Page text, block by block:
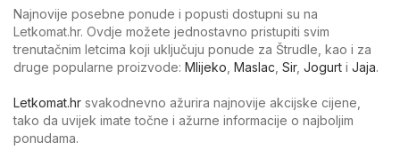
Najnovije posebne ponude i popusti dostupni su na
Letkomat.hr. Ovdje možete jednostavno pristupiti svim
trenutačnim letcima koji uključuju ponude za Štrudle, kao i za
druge popularne proizvode: Mlijeko Maslac Sir, Jogurt i Jaja.
Letkomat.hr svakodnevno ažurira najnovije akcijske cijene,
tako da uvijek imate točne i ažurne informacije o najboljim
ponudama.